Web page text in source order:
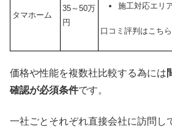
タマホーム
35～50万
円
施工対応エリ
口コミ評判はこ
価格や性能を複数社比較する為には
確認が必須条件です。
一社ごとそれぞれ直接会社に訪問し